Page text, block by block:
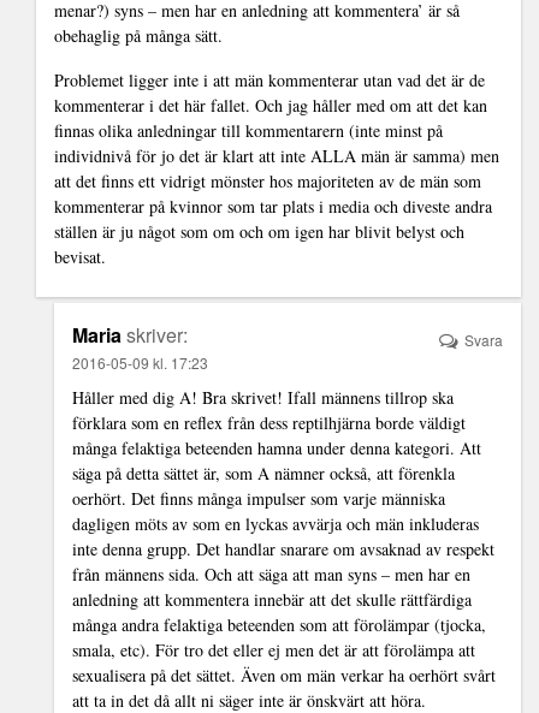
menar?) syns – men har en anledning att kommentera’ är så
obehaglig på många sätt.
Problemet ligger inte i att män kommenterar utan vad det är de
kommenterar i det här fallet. Och jag håller med om att det kan
finnas olika anledningar till kommentarern (inte minst på
individnivå för jo det är klart att inte ALLA män är samma) men
att det finns ett vidrigt mönster hos majoriteten av de män som
kommenterar på kvinnor som tar plats i media och diveste andra
ställen är ju något som om och om igen har blivit belyst och
bevisat.
Mariaskriver:
2016-05-09 kl. 17:23
Håller med dig A! Bra skrivet! Ifall männens tillrop ska
förklara som en reflex från dess reptilhjärna borde väldigt
många felaktiga beteenden hamna under denna kategori. Att
säga på detta sättet är, som A nämner också, att förenkla
oerhört. Det finns många impulser som varje människa
dagligen möts av som en lyckas avvärja och män inkluderas
inte denna grupp. Det handlar snarare om avsaknad av respekt
från männens sida. Och att säga att man syns – men har en
anledning att kommentera innebär att det skulle rättfärdiga
många andra felaktiga beteenden som att förolämpar (tjocka,
smala, etc). För tro det eller ej men det är att förolämpa att
sexualisera på det sättet. Även om män verkar ha oerhört svårt
att ta in det då allt ni säger inte är önskvärt att höra.
Svara